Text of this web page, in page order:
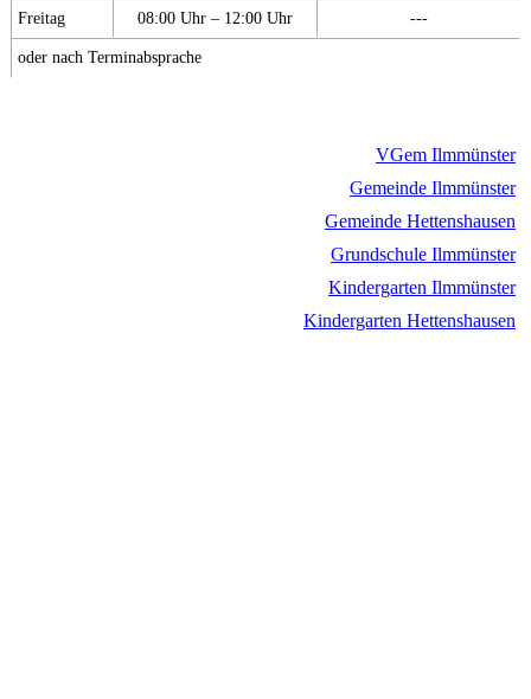
Freitag 08:00 Uhr – 12:00 Uhr ---
oder nach Terminabsprache
VGem Ilmmünster
Gemeinde Ilmmünster
Gemeinde Hettenshausen
Grundschule Ilmmünster
Kindergarten Ilmmünster
Kindergarten Hettenshausen